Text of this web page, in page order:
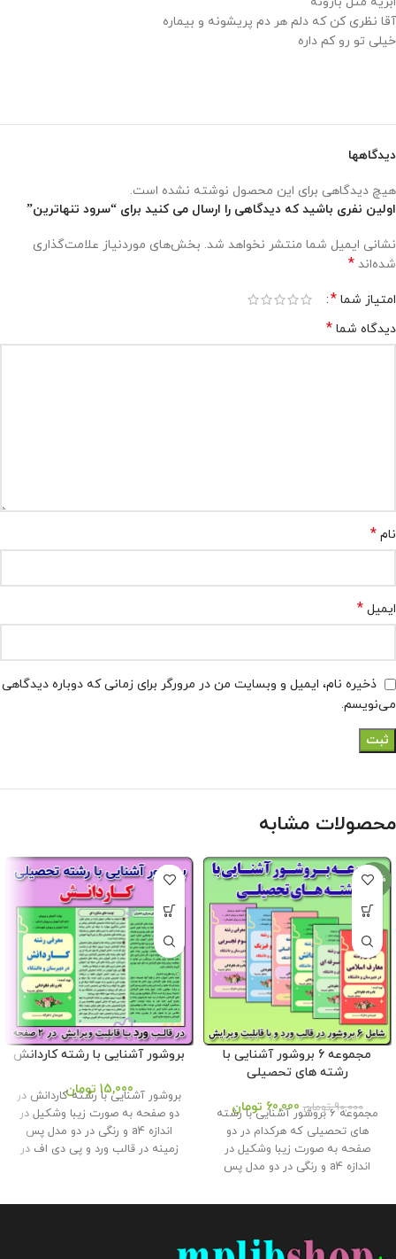
آقا نظری کن که دلم هر دم پریشونه و بیماره
خیلی تو رو کم داره
دیدگاهها
هیچ دیدگاهی برای این محصول نوشته نشده است.
اولین نفری باشید که دیدگاهی را ارسال می کنید برای “سرود تنهاترین”
نشانی ایمیل شما منتشر نخواهد شد. بخش‌های موردنیاز علامت‌گذاری
شده‌اند *
امتیاز شما *
دیدگاه شما *
نام *
ایمیل *
ذخیره نام، ایمیل و وبسایت من در مرورگر برای زمانی که دوباره دیدگاهی
می‌نویسم.
محصولات مشابه
-33%
مجموعه 6 بروشور آشنایی با
رشته های تحصیلی
90,000 تومان 60,000 تومان
مجموعه 6 بروشور آشنایی با رشته
های تحصیلی که هرکدام در دو
صفحه به صورت زیبا وشکیل در
اندازه a4 و رنگی در دو مدل پس
وبلاگ معاون پرورشی طراحی و تولید
حقوق این بروشور به فروشگاه و
وبلاگ معاون پرورشی متعلق می
بروشور آشنایی با رشته کاردانش
15,000 تومان
بروشور آشنایی با رشته کاردانش در
دو صفحه به صورت زیبا وشکیل در
اندازه a4 و رنگی در دو مدل پس
زمینه در قالب ورد و پی دی اف در
کلیه حقوق این بروشور به فروشگاه